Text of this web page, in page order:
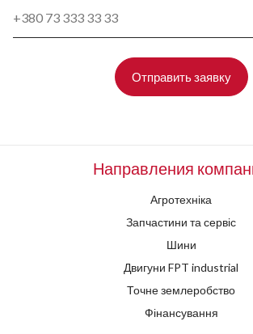
Отправить заявку
Направления
Агротехніка
Запчастини та сервіс
Шини
Двигуни FPT industrial
Точне землеробство
Фінансування